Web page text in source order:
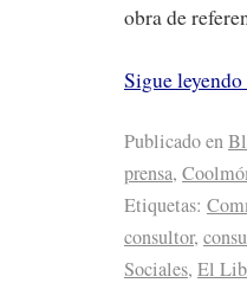
obra de
Sigue leyendo
Publicado en
prensa,
Etiquetas:
consultor,
Sociales, El